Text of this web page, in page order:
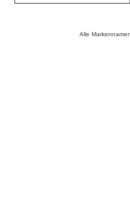
Alle